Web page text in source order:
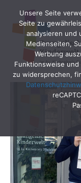
Unsere Seite
Seite zu
analysieren und
Medienseiten,
Werbung
Funktionsweise
zu widersprechen,